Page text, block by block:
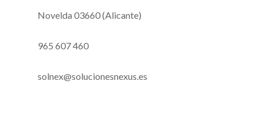
Novelda 03660 (Alicante)
965 607 460
solnex@solucionesnexus.es